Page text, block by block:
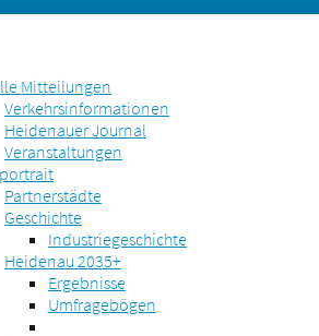
Mitteilungen
Verkehrsinformationen
Heidenauer Journal
Veranstaltungen
Partnerstädte
Geschichte
Industriegeschichte
Heidenau 2035+
Ergebnisse
Umfragebögen